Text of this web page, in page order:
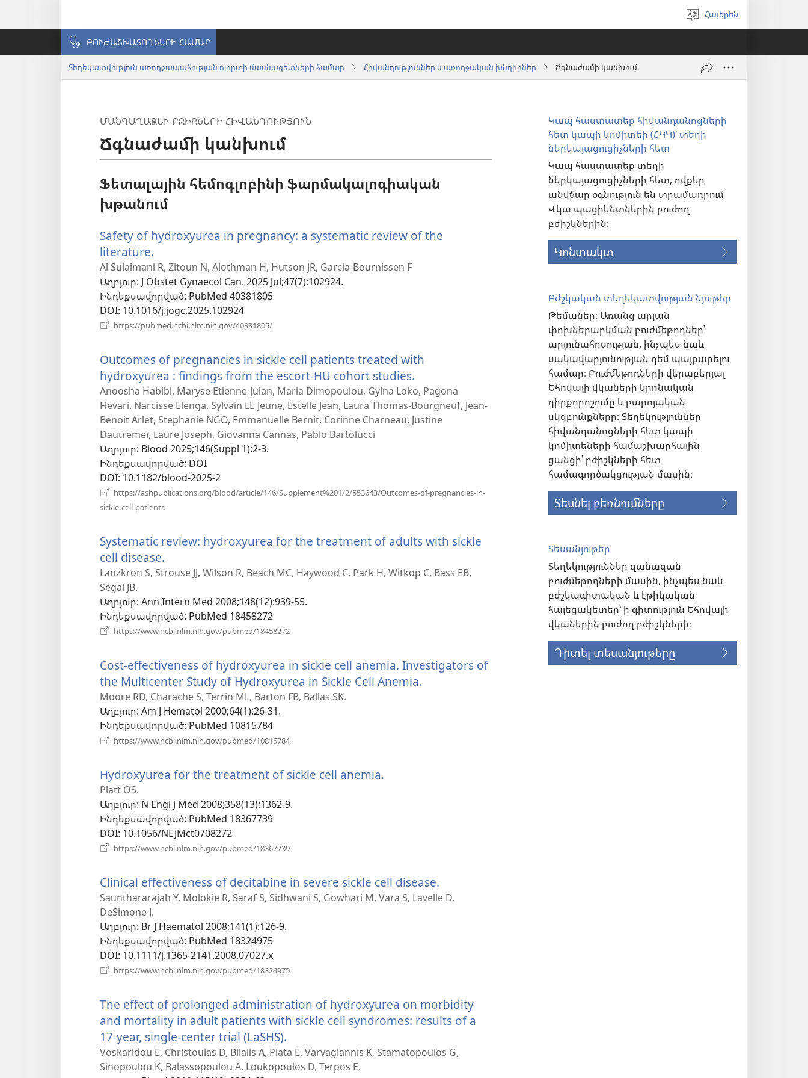
Ընտրել
լեզուն
Հայերեն
ԲՈՒԺԱՇԽԱՏՈՂՆԵՐԻ ՀԱՄԱՐ
Տեղեկատվություն առողջապահության ոլորտի մասնագետների համար Հիվանդություններ և առողջական խնդիրներ Ճգնաժամի կանխում
ՄԱՆԳԱՂԱՁԵՒ ԲՋԻՋՆԵՐԻ ՀԻՎԱՆԴՈՒԹՅՈՒՆ
Ճգնաժամի կանխում
Ֆետալային հեմոգլոբինի ֆարմակալոգիական
խթանում
Safety of hydroxyurea in pregnancy: a systematic review of the
literature.
է
նոր
պատուհան)
Al Sulaimani R, Zitoun N, Alothman H, Hutson JR, Garcia-Bournissen F
Աղբյուր‎: J Obstet Gynaecol Can. 2025 Jul;47(7):102924.
Ինդեքսավորված‎: PubMed 40381805
DOI‎: 10.1016/j.jogc.2025.102924
https://pubmed.ncbi.nlm.nih.gov/40381805/
պատուհան)
Outcomes of pregnancies in sickle cell patients treated with
hydroxyurea : findings from the escort-HU cohort studies.
է
նոր
պատուհան)
Anoosha Habibi, Maryse Etienne-Julan, Maria Dimopoulou, Gylna Loko, Pagona
Flevari, Narcisse Elenga, Sylvain LE Jeune, Estelle Jean, Laura Thomas-Bourgneuf, Jean-
Benoit Arlet, Stephanie NGO, Emmanuelle Bernit, Corinne Charneau, Justine
Dautremer, Laure Joseph, Giovanna Cannas, Pablo Bartolucci
Աղբյուր‎: Blood 2025;146(Suppl 1):2-3.
Ինդեքսավորված‎: DOI
DOI‎: 10.1182/blood-2025-2
https://ashpublications.org/blood/article/146/Supplement%201/2/553643/Outcomes-of-pregnancies-in-
sickle-cell-patients
պատուհան)
Systematic review: hydroxyurea for the treatment of adults with sickle
cell disease.
է
պատուհան)
Lanzkron S, Strouse JJ, Wilson R, Beach MC, Haywood C, Park H, Witkop C, Bass EB,
Segal JB.
Աղբյուր‎: Ann Intern Med 2008;148(12):939-55.
Ինդեքսավորված‎: PubMed 18458272
https://www.ncbi.nlm.nih.gov/pubmed/18458272
պատուհան)
Cost-effectiveness of hydroxyurea in sickle cell anemia. Investigators of
the Multicenter Study of Hydroxyurea in Sickle Cell Anemia.
Moore RD, Charache S, Terrin ML, Barton FB, Ballas SK.
Աղբյուր‎: Am J Hematol 2000;64(1):26-31.
Ինդեքսավորված‎: PubMed 10815784
https://www.ncbi.nlm.nih.gov/pubmed/10815784
պատուհան)
Hydroxyurea for the treatment of sickle cell anemia.
Platt OS.
Աղբյուր‎: N Engl J Med 2008;358(13):1362-9.
Ինդեքսավորված‎: PubMed 18367739
DOI‎: 10.1056/NEJMct0708272
https://www.ncbi.nlm.nih.gov/pubmed/18367739
պատուհան)
Clinical effectiveness of decitabine in severe sickle cell disease.
է
Saunthararajah Y, Molokie R, Saraf S, Sidhwani S, Gowhari M, Vara S, Lavelle D,
DeSimone J.
Աղբյուր‎: Br J Haematol 2008;141(1):126-9.
Ինդեքսավորված‎: PubMed 18324975
DOI‎: 10.1111/j.1365-2141.2008.07027.x
https://www.ncbi.nlm.nih.gov/pubmed/18324975
պատուհան)
The effect of prolonged administration of hydroxyurea on morbidity
and mortality in adult patients with sickle cell syndromes: results of a
17-year, single-center trial (LaSHS).
է
նոր
Voskaridou E, Christoulas D, Bilalis A, Plata E, Varvagiannis K, Stamatopoulos G,
Sinopoulou K, Balassopoulou A, Loukopoulos D, Terpos E.
Կապ հաստատեք հիվանդանոցների
հետ կապի կոմիտեի (ՀԿԿ)՝ տեղի
ներկայացուցիչների հետ
Կապ հաստատեք տեղի
ներկայացուցիչների հետ, ովքեր
անվճար օգնություն են տրամադրում
Վկա պացիենտներին բուժող
բժիշկներին։
Կոնտակտ
Բժշկական տեղեկատվության նյութեր
Թեմաներ։ Առանց արյան
փոխներարկման բուժմեթոդներ՝
արյունահոսության, ինչպես նաև
սակավարյունության դեմ պայքարելու
համար։ Բուժմեթոդների վերաբերյալ
Եհովայի վկաների կրոնական
դիրքորոշումը և բարոյական
սկզբունքները։ Տեղեկություններ
հիվանդանոցների հետ կապի
կոմիտեների համաշխարհային
ցանցի՝ բժիշկների հետ
համագործակցության մասին։
Տեսնել բեռնումները
Տեսանյութեր
Տեղեկություններ զանազան
բուժմեթոդների մասին, ինչպես նաև
բժշկագիտական և էթիկական
հայեցակետեր՝ ի գիտություն Եհովայի
վկաներին բուժող բժիշկների։
Դիտել տեսանյութերը